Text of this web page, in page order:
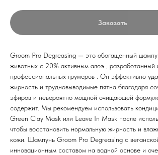
Заказать
​Groom Pro Degreasing — это обогащенный
животных с 20% активным алоэ , разработанный
профессиональных грумеров . Он эффективно
жирность и трудновыводимые пятна благодаря
эфиров и невероятно мощной очищающей
содержит. Мы рекомендуем использовать
Green Clay Mask или Leave In Mask после
чтобы восстановить нормальную жирность и
кожи. Шампунь Groom Pro Degreasing с
инновационным составом на водной основе и